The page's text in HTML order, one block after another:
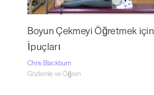
Boyun Çekmeyi Öğretmek için
İpuçları
Chris Blackburn
Gözlemle ve Öğren